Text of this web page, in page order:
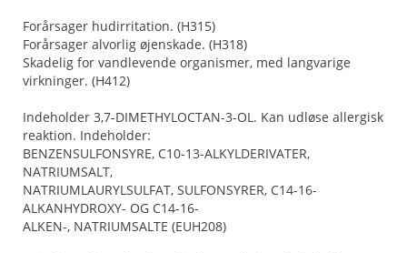
Forårsager hudirritation. (H315)
Forårsager alvorlig øjenskade. (H318)
Skadelig for vandlevende organismer, med langvarige
virkninger. (H412)
Indeholder 3,7-DIMETHYLOCTAN-3-OL. Kan udløse allergisk
reaktion. Indeholder:
BENZENSULFONSYRE, C10-13-ALKYLDERIVATER,
NATRIUMSALT,
NATRIUMLAURYLSULFAT, SULFONSYRER, C14-16-
ALKANHYDROXY- OG C14-16-
ALKEN-, NATRIUMSALTE (EUH208)